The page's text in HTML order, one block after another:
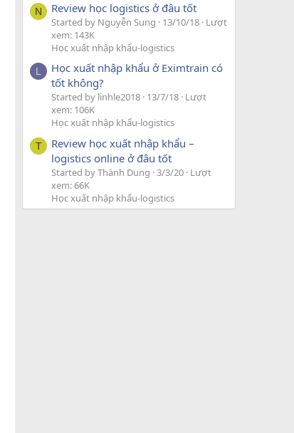
N Review học logistics ở đâu tốt
Started by Nguyễn Sung 13/10/18 Lượt
xem: 143K
Học xuất nhập khẩu-logistics
L
Học xuất nhập khẩu ở Eximtrain có
tốt không?
Started by linhle2018 13/7/18 Lượt
xem: 106K
Học xuất nhập khẩu-logistics
T
Review học xuất nhập khẩu –
logistics online ở đâu tốt
Started by Thành Dung 3/3/20 Lượt
xem: 66K
Học xuất nhập khẩu-logistics